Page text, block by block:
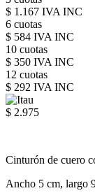
$ 1.167 IVA INC
6 cuotas
$ 584 IVA INC
10 cuotas
$ 350 IVA INC
12 cuotas
$ 292 IVA INC
$ 2.975
Cinturón de cuero
Ancho 5 cm, largo